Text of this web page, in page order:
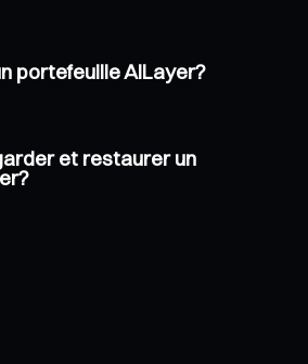
portefeuille AILayer?
et restaurer un